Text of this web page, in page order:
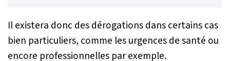
Il existera donc des dérogations dans certains cas
bien particuliers, comme les urgences de santé ou
encore professionnelles par exemple.